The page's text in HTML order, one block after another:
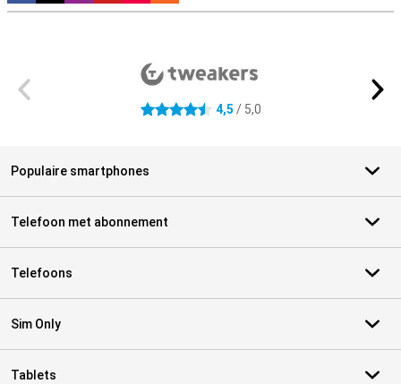
4.5 sterren 4,5 / 5,0
Populaire smartphones
Telefoon met abonnement
Telefoons
Sim Only
Tablets